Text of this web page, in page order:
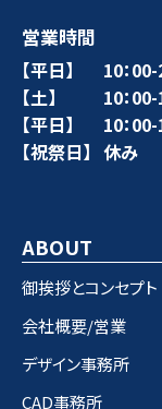
営業時間
【平日】
10：
【土】
10：
【平日】
10：
【祝祭日】 休み
ABOUT
御挨拶とコンセプト
会社概要/営業
デザイン事務所
CAD事務所